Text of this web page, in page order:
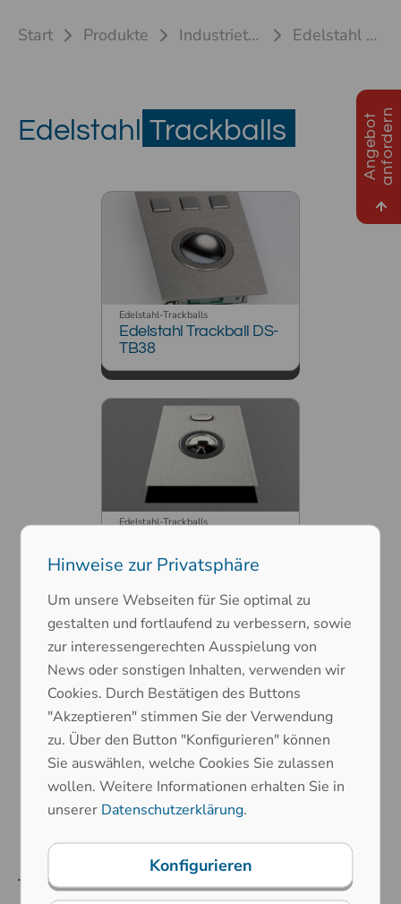
A
n
g
e
b
o
t
a
n
f
o
r
d
e
rn
Start Produkte Industrietastaturen Edelstahl Trackballs
Edelstahl Trackballs
Edelstahl-Trackballs
Edelstahl Trackball DS-
TB38
Edelstahl-Trackballs
Sonderversionen
Tastatur mit Trackball
Trackball als Alternative zur
Hinweise zur Privatsphäre
Um unsere Webseiten für Sie optimal zu
gestalten und fortlaufend zu verbessern, sowie
zur interessengerechten Ausspielung von
News oder sonstigen Inhalten, verwenden wir
Cookies. Durch Bestätigen des Buttons
"Akzeptieren" stimmen Sie der Verwendung
zu. Über den Button "Konfigurieren" können
Sie auswählen, welche Cookies Sie zulassen
wollen. Weitere Informationen erhalten Sie in
unserer Datenschutzerklärung.
Konfigurieren